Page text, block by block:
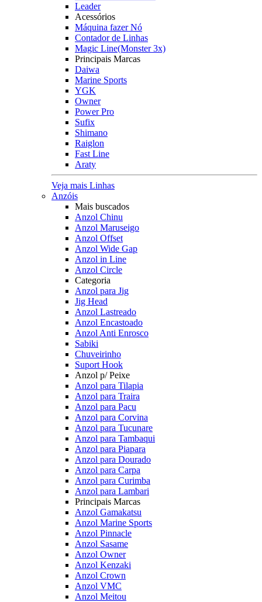
Leader
Acessórios
Máquina fazer Nó
Contador de Linhas
Magic Line(Monster 3x)
Principais Marcas
Daiwa
Marine Sports
YGK
Owner
Power Pro
Sufix
Shimano
Raiglon
Fast Line
Araty
Veja mais Linhas
Anzóis
Mais buscados
Anzol Chinu
Anzol Maruseigo
Anzol Offset
Anzol Wide Gap
Anzol in Line
Anzol Circle
Categoria
Anzol para Jig
Jig Head
Anzol Lastreado
Anzol Encastoado
Anzol Anti Enrosco
Sabiki
Chuveirinho
Suport Hook
Anzol p/ Peixe
Anzol para Tilapia
Anzol para Traira
Anzol para Pacu
Anzol para Corvina
Anzol para Tucunare
Anzol para Tambaqui
Anzol para Piapara
Anzol para Dourado
Anzol para Carpa
Anzol para Curimba
Anzol para Lambari
Principais Marcas
Anzol Gamakatsu
Anzol Marine Sports
Anzol Pinnacle
Anzol Sasame
Anzol Owner
Anzol Kenzaki
Anzol Crown
Anzol VMC
Anzol Meitou